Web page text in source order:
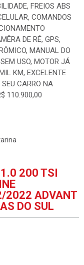
FREIOS ABS
COMANDOS
DE RÉ, GPS,
MANUAL DO
USO, MOTOR JÁ
KM, EXCELENTE
CARRO NA
110.900,00
200 TSI
2022 ADVANT
DO SUL